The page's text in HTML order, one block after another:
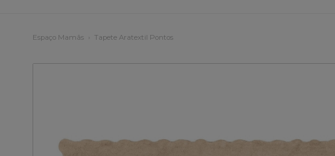
Espaço Mamãs Tapete Aratextil Pontos